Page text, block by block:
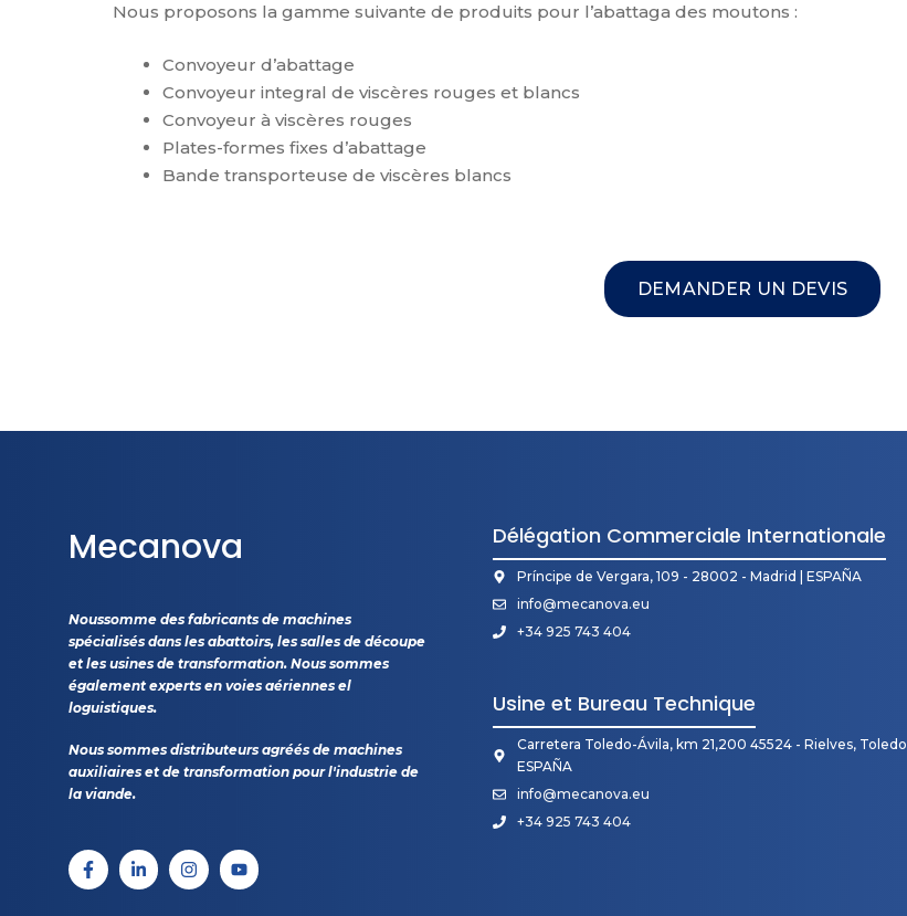
Nous proposons la gamme suivante de produits pour l’abattaga des moutons :
Convoyeur d’abattage
Convoyeur integral de viscères rouges et blancs
Convoyeur à viscères rouges
Plates-formes fixes d’abattage
Bande transporteuse de viscères blancs
DEMANDER UN DEVIS
Mecanova
Noussomme des fabricants de machines
spécialisés dans les abattoirs, les salles de découpe
et les usines de transformation. Nous sommes
également experts en voies aériennes el
loguistiques.
Nous sommes distributeurs agréés de machines
auxiliaires et de transformation pour l'industrie de
la viande.
Délégation Commerciale Internationale
Príncipe de Vergara, 109 - 28002 - Madrid | ESPAÑA
info@mecanova.eu
+34 925 743 404
Usine et Bureau Technique
Carretera Toledo-Ávila, km 21,200 45524 - Rielves, Toledo |
ESPAÑA
info@mecanova.eu
+34 925 743 404